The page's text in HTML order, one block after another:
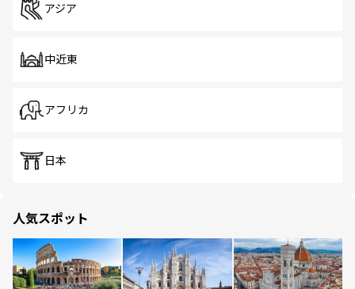
アジア
中近東
アフリカ
日本
人気スポット